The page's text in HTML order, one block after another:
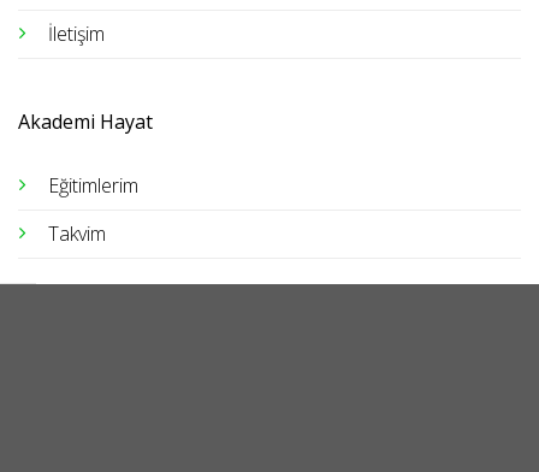
İletişim
Akademi Hayat
Eğitimlerim
Takvim